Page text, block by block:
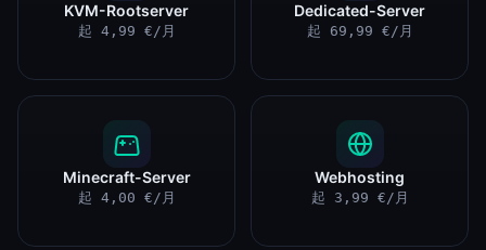
KVM-Rootserver
起 4,99 €/月
Dedicated-Server
起 69,99 €/月
Minecraft-Server
起 4,00 €/月
Webhosting
起 3,99 €/月